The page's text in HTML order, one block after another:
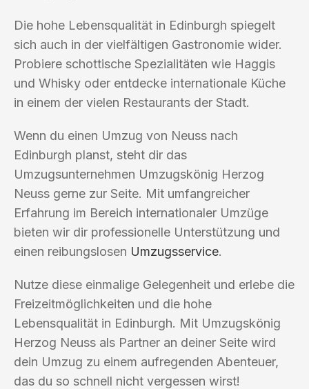
Die hohe Lebensqualität in Edinburgh spiegelt
sich auch in der vielfältigen Gastronomie wider.
Probiere schottische Spezialitäten wie Haggis
und Whisky oder entdecke internationale Küche
in einem der vielen Restaurants der Stadt.
Wenn du einen Umzug von Neuss nach
Edinburgh planst, steht dir das
Umzugsunternehmen Umzugskönig Herzog
Neuss gerne zur Seite. Mit umfangreicher
Erfahrung im Bereich internationaler Umzüge
bieten wir dir professionelle Unterstützung und
einen reibungslosen Umzugsservice.
Nutze diese einmalige Gelegenheit und erlebe die
Freizeitmöglichkeiten und die hohe
Lebensqualität in Edinburgh. Mit Umzugskönig
Herzog Neuss als Partner an deiner Seite wird
dein Umzug zu einem aufregenden Abenteuer,
das du so schnell nicht vergessen wirst!